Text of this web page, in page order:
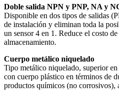
Doble salida NPN y PNP, NA y
Disponible en dos tipos de salidas
de instalación y eliminan toda la
un sensor 4 en 1. Reduce el costo
almacenamiento.
Cuerpo metálico niquelado
Tipo metálico niquelado, superior
con cuerpo plástico en términos de
productos químicos (no corrosivos),